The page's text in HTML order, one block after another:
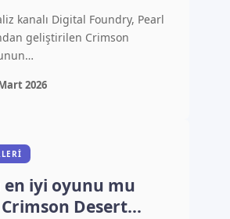
kanalı Digital Foundry, Pearl
geliştirilen Crimson
2026
en iyi oyunu mu
Desert